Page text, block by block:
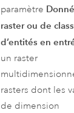
paramètre
raster ou de
d’entités en
un raster
rasters dont les
de dimension